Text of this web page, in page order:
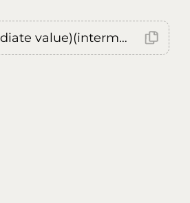
Error: (intermediate value)(intermediate value)(intermediate value).replaceAll is not a function